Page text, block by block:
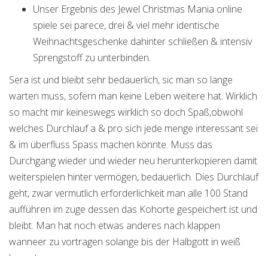
Unser Ergebnis des Jewel Christmas Mania online
spiele sei parece, drei & viel mehr identische
Weihnachtsgeschenke dahinter schließen & intensiv
Sprengstoff zu unterbinden.
Sera ist und bleibt sehr bedauerlich, sic man so lange
warten muss, sofern man keine Leben weitere hat. Wirklich
so macht mir keineswegs wirklich so doch Spaß,obwohl
welches Durchlauf a & pro sich jede menge interessant sei
& im überfluss Spass machen könnte. Muss das
Durchgang wieder und wieder neu herunterkopieren damit
weiterspielen hinter vermögen, bedauerlich. Dies Durchlauf
geht, zwar vermutlich erforderlichkeit man alle 100 Stand
aufführen im zuge dessen das Kohorte gespeichert ist und
bleibt. Man hat noch etwas anderes nach klappen
wanneer zu vortragen solange bis der Halbgott in weiß